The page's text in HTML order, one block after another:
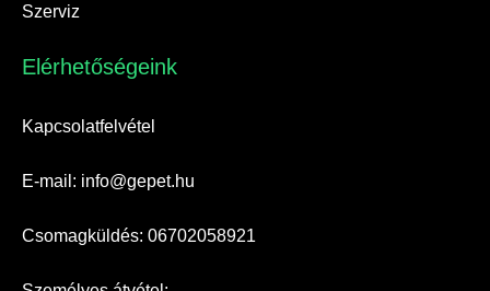
Szerviz
Elérhetőségeink​
Kapcsolatfelvétel
E-mail: info@gepet.hu
Csomagküldés: 06702058921